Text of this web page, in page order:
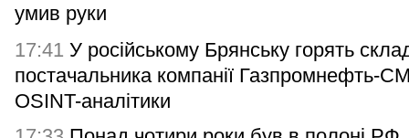
умив руки
17:41 У російському Брянську горять
постачальника компанії Газпромнефть-
OSINT-аналітики